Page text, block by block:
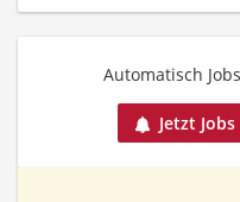
Automatisch
Jetzt